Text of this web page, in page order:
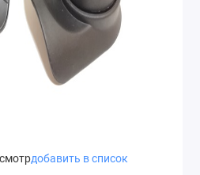
добавить в список